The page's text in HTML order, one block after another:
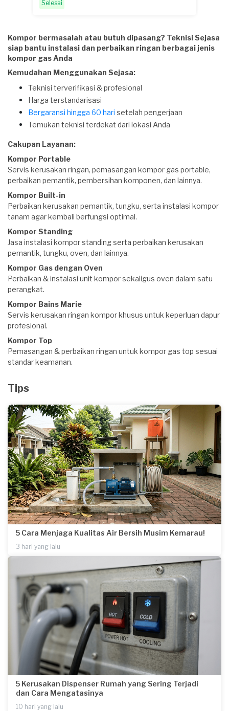
Selesai
Kompor bermasalah atau butuh dipasang? Teknisi Sejasa
siap bantu instalasi dan perbaikan ringan berbagai jenis
kompor gas Anda
Kemudahan Menggunakan Sejasa:
Teknisi terverifikasi & profesional
Harga terstandarisasi
Bergaransi hingga 60 hari setelah pengerjaan
Temukan teknisi terdekat dari lokasi Anda
Cakupan Layanan:
Kompor Portable
Servis kerusakan ringan, pemasangan kompor gas portable,
perbaikan pemantik, pembersihan komponen, dan lainnya.
Kompor Built-in
Perbaikan kerusakan pemantik, tungku, serta instalasi kompor
tanam agar kembali berfungsi optimal.
Kompor Standing
Jasa instalasi kompor standing serta perbaikan kerusakan
pemantik, tungku, oven, dan lainnya.
Kompor Gas dengan Oven
Perbaikan & instalasi unit kompor sekaligus oven dalam satu
perangkat.
Kompor Bains Marie
Servis kerusakan ringan kompor khusus untuk keperluan dapur
profesional.
Kompor Top
Pemasangan & perbaikan ringan untuk kompor gas top sesuai
standar keamanan.
Tips
5 Cara Menjaga Kualitas Air Bersih Musim Kemarau!
3 hari yang lalu
5 Kerusakan Dispenser Rumah yang Sering Terjadi
dan Cara Mengatasinya
10 hari yang lalu